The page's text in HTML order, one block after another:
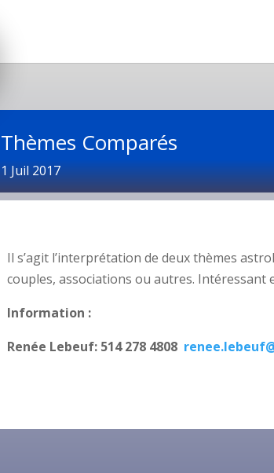
Thèmes Comparés
1 Juil 2017
Il s’agit l’interprétation de deux thèmes
couples, associations ou autres. Intéressant
Information :
Renée Lebeuf: 514 278 4808